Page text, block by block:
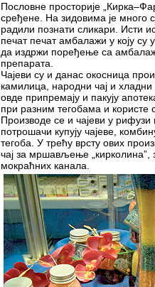
Пословне просторије
сређене. На зидовима је много
радили познати сликари. Исти
печат печат амбалажи у коју
да издржи поређење са
препарата.
Чајеви су и данас окосница
камилица, народни чај и
овде припремају и пакују
при разним тегобама и користе
Производе се и чајеви у
потрошачи купују чајеве,
тегоба. У трећу врсту ових
чај за мршављење „кирколина”,
мокраћних канала.